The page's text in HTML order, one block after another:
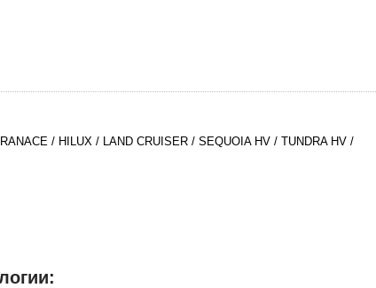
/ HILUX / LAND CRUISER / SEQUOIA HV / TUNDRA HV /